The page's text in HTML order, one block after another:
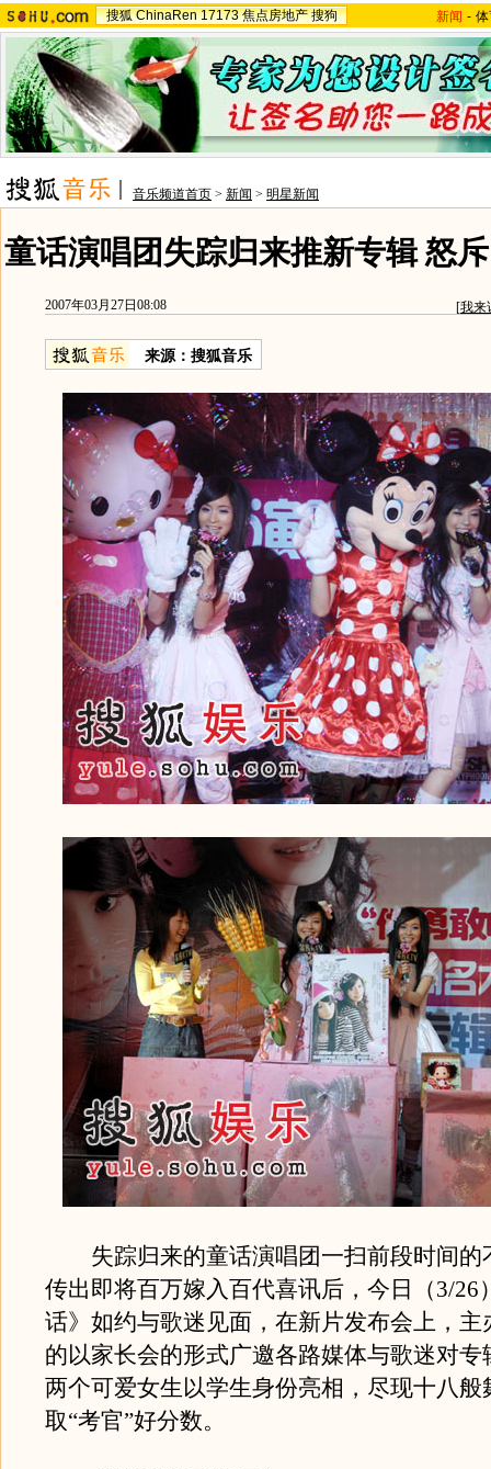
搜狐 ChinaRen 17173 焦点房地产 搜狗 新闻 -
音乐频道首页 > 新闻 > 明星新闻
童话演唱团失踪归来推新专辑 怒
2007年03月27日08:08 [我来
来源：搜狐音乐
失踪归来的童话演唱团一扫前段时间的
传出即将百万嫁入百代喜讯后，今日（3/26
话》如约与歌迷见面，在新片发布会上，主
的以家长会的形式广邀各路媒体与歌迷对专
两个可爱女生以学生身份亮相，尽现十八般
取“考官”好分数。